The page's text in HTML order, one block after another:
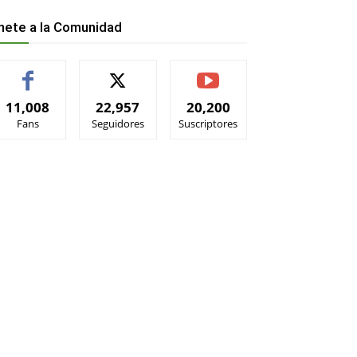
a la Comunidad
11,008
Fans
22,957
Seguidores
20,200
Suscriptores